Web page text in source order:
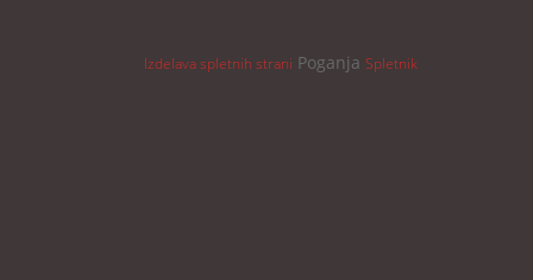
Izdelava spletnih strani Poganja Spletnik